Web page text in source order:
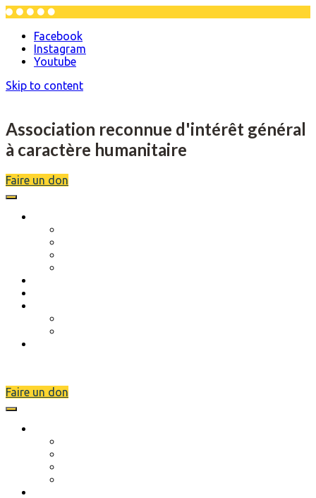
Facebook
Instagram
Youtube
Skip to content
Association reconnue d'intérêt général
à caractère humanitaire
Faire un don
Faire un don